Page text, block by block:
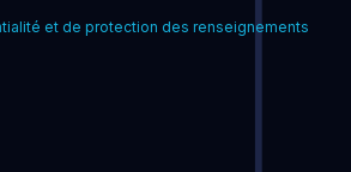
et de protection des renseignements